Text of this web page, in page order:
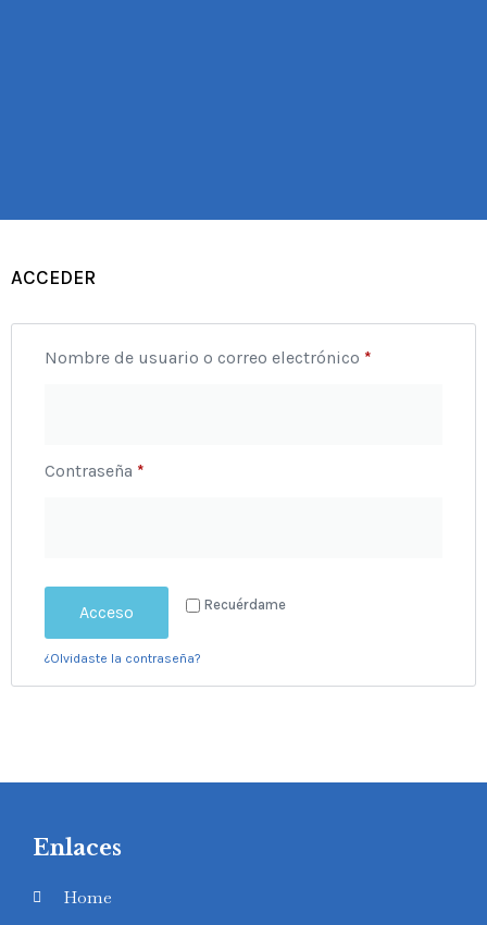
ACCEDER
Nombre de usuario o correo electrónico *
Contraseña *
Recuérdame
Acceso
¿Olvidaste la contraseña?
Enlaces
Home